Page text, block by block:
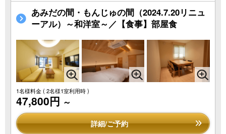
あみだの間・もんじゅの間（2024.7.20リニュ
ーアル）～和洋室～／【食事】部屋食
1名様料金( 2名様1室利用時 )
47,800円 ～
詳細/ご予約